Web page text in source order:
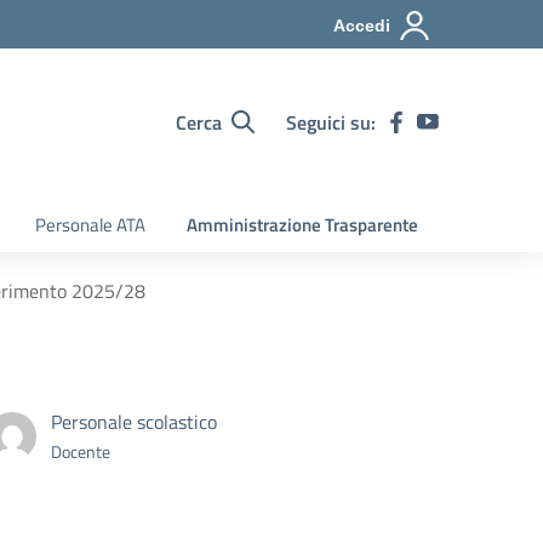
Accedi
Cerca Seguici su:
Personale ATA Amministrazione Trasparente
2025/28
Personale scolastico
Docente